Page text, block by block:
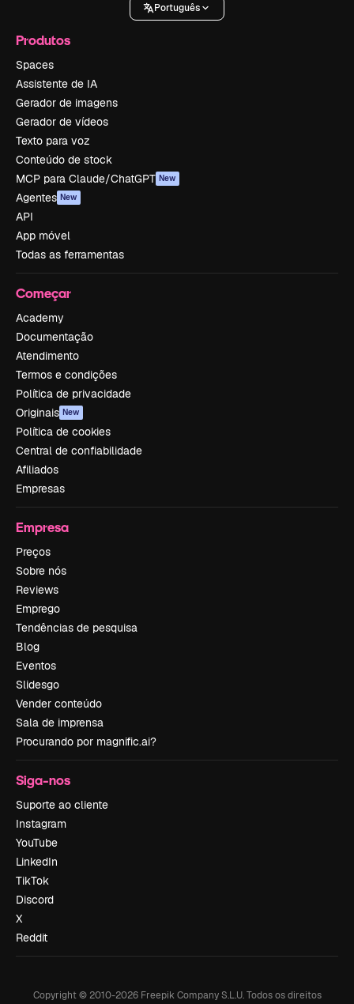
Português
Produtos
Spaces
Assistente de IA
Gerador de imagens
Gerador de vídeos
Texto para voz
Conteúdo de stock
MCP para Claude/ChatGPT New
Agentes New
API
App móvel
Todas as ferramentas
Começar
Academy
Documentação
Atendimento
Termos e condições
Política de privacidade
Originais New
Política de cookies
Central de confiabilidade
Afiliados
Empresas
Empresa
Preços
Sobre nós
Reviews
Emprego
Tendências de pesquisa
Blog
Eventos
Slidesgo
Vender conteúdo
Sala de imprensa
Procurando por magnific.ai?
Siga-nos
Suporte ao cliente
Instagram
YouTube
LinkedIn
TikTok
Discord
X
Reddit
Copyright © 2010-2026Freepik Company S.L.U. Todos os direitos